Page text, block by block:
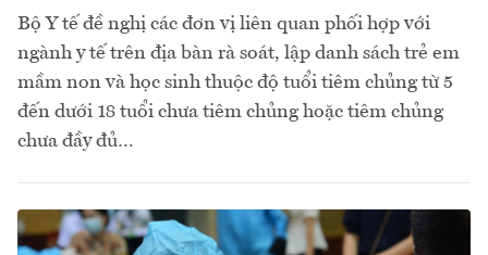
Bộ Y tế đề nghị các đơn vị liên quan phối hợp với
ngành y tế trên địa bàn rà soát, lập danh sách trẻ em
mầm non và học sinh thuộc độ tuổi tiêm chủng từ 5
đến dưới 18 tuổi chưa tiêm chủng hoặc tiêm chủng
chưa đầy đủ…